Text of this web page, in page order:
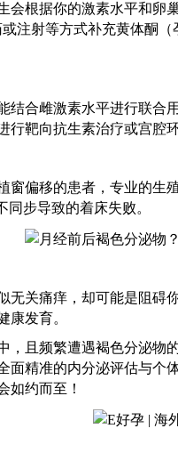
会根据你的激素水平和卵
注射等方式补充黄体酮（
结合雌激素水平进行联合
行靶向抗生素治疗或宫腔
窗偏移的患者，专业的生
同步导致的着床失败。
无关痛痒，却可能是阻碍
康发育。
，且频繁遭遇褐色分泌物
面精准的内分泌评估与个
如约而至！